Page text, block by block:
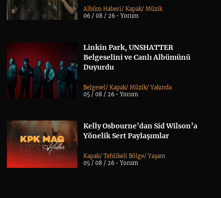
Albüm Haberi/Kapak/Müzik
06 / 08 / 26 •Yorum
Linkin Park, UNSHATTER
Belgeselini ve Canlı Albümünü
Duyurdu
Belgesel/Kapak/Müzik/Yakında
05 / 08 / 26 •Yorum
Kelly Osbourne’dan Sid Wilson’a
Yönelik Sert Paylaşımlar
Kapak/Tehlikeli Bölge/Yaşam
05 / 08 / 26 •Yorum